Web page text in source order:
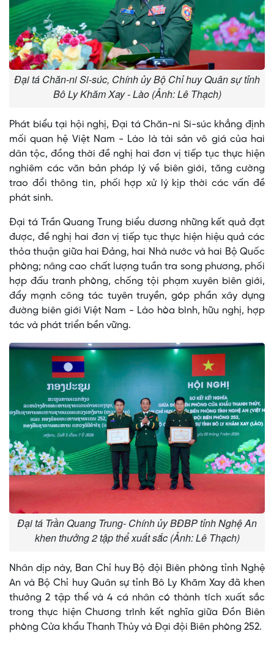
Đại tá Chăn-ni Si-súc, Chính ủy Bộ Chỉ huy Quân sự tỉnh
Bô Ly Khăm Xay - Lào (Ảnh: Lê Thạch)
Phát biểu tại hội nghị, Đại tá Chăn-ni Si-súc khẳng định
mối quan hệ Việt Nam - Lào là tài sản vô giá của hai
dân tộc, đồng thời đề nghị hai đơn vị tiếp tục thực hiện
nghiêm các văn bản pháp lý về biên giới, tăng cường
trao đổi thông tin, phối hợp xử lý kịp thời các vấn đề
phát sinh.
Đại tá Trần Quang Trung biểu dương những kết quả đạt
được, đề nghị hai đơn vị tiếp tục thực hiện hiệu quả các
thỏa thuận giữa hai Đảng, hai Nhà nước và hai Bộ Quốc
phòng; nâng cao chất lượng tuần tra song phương, phối
hợp đấu tranh phòng, chống tội phạm xuyên biên giới,
đẩy mạnh công tác tuyên truyền, góp phần xây dựng
đường biên giới Việt Nam - Lào hòa bình, hữu nghị, hợp
tác và phát triển bền vững.
Đại tá Trần Quang Trung- Chính ủy BĐBP tỉnh Nghệ An
khen thưởng 2 tập thể xuất sắc (Ảnh: Lê Thạch)
Nhân dịp này, Ban Chỉ huy Bộ đội Biên phòng tỉnh Nghệ
An và Bộ Chỉ huy Quân sự tỉnh Bô Ly Khăm Xay đã khen
thưởng 2 tập thể và 4 cá nhân có thành tích xuất sắc
trong thực hiện Chương trình kết nghĩa giữa Đồn Biên
phòng Cửa khẩu Thanh Thủy và Đại đội Biên phòng 252.